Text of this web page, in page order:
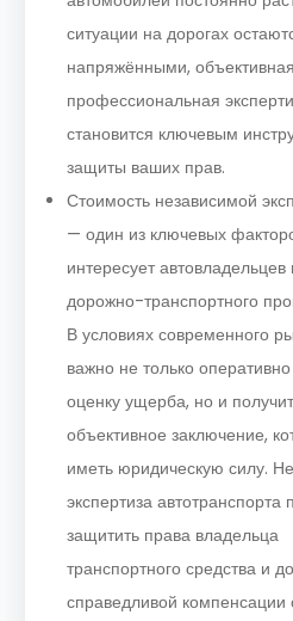
ситуации на дорогах
напряжёнными,
профессиональная
становится ключевым
защиты ваших прав.
Стоимость независимой
— один из ключевых
интересует автовладельцев
дорожно-транспортного
В условиях современного
важно не только
оценку ущерба, но и
объективное заключение,
иметь юридическую силу.
экспертиза автотранспорта
защитить права владельца
транспортного средства и
справедливой компенсации